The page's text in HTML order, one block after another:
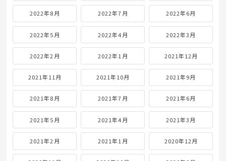
2022年8月 2022年7月 2022年6月
2022年5月 2022年4月 2022年3月
2022年2月 2022年1月 2021年12月
2021年11月 2021年10月 2021年9月
2021年8月 2021年7月 2021年6月
2021年5月 2021年4月 2021年3月
2021年2月 2021年1月 2020年12月